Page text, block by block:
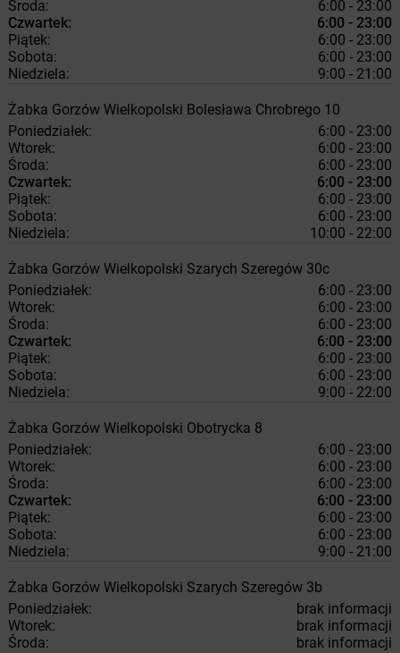
Środa:
6:00 - 23:00
Czwartek:
6:00 - 23:00
Piątek:
6:00 - 23:00
Sobota:
6:00 - 23:00
Niedziela:
9:00 - 21:00
Żabka Gorzów Wielkopolski Bolesława Chrobrego 10
Poniedziałek:
6:00 - 23:00
Wtorek:
6:00 - 23:00
Środa:
6:00 - 23:00
Czwartek:
6:00 - 23:00
Piątek:
6:00 - 23:00
Sobota:
6:00 - 23:00
Niedziela:
10:00 - 22:00
Żabka Gorzów Wielkopolski Szarych Szeregów 30c
Poniedziałek:
6:00 - 23:00
Wtorek:
6:00 - 23:00
Środa:
6:00 - 23:00
Czwartek:
6:00 - 23:00
Piątek:
6:00 - 23:00
Sobota:
6:00 - 23:00
Niedziela:
9:00 - 22:00
Żabka Gorzów Wielkopolski Obotrycka 8
Poniedziałek:
6:00 - 23:00
Wtorek:
6:00 - 23:00
Środa:
6:00 - 23:00
Czwartek:
6:00 - 23:00
Piątek:
6:00 - 23:00
Sobota:
6:00 - 23:00
Niedziela:
9:00 - 21:00
Żabka Gorzów Wielkopolski Szarych Szeregów 3b
Poniedziałek:
brak informacji
Wtorek:
brak informacji
Środa:
brak informacji